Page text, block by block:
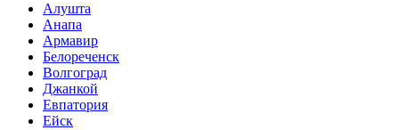
Алушта
Анапа
Армавир
Белореченск
Волгоград
Джанкой
Евпатория
Ейск